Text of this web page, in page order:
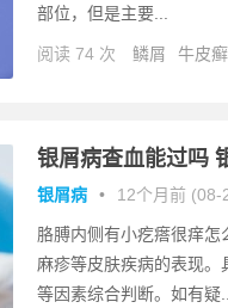
部位，但是主要...
阅读 74 次 鳞屑 牛皮癣
银屑病查血能过吗
银屑病 • 12个月前 (08-
胳膊内侧有小疙瘩很痒
麻疹等皮肤疾病的表现
等因素综合判断。如有疑...